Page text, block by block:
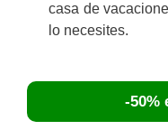
casa de
lo necesites.
-50%